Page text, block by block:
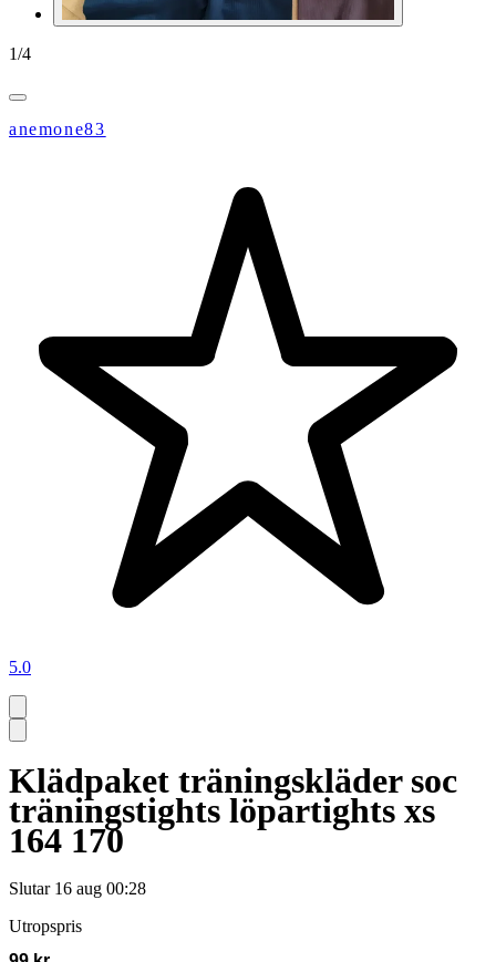
1/4
anemone83
5.0
Klädpaket träningskläder soc
träningstights löpartights xs
164 170
Slutar 16 aug 00:28
Utropspris